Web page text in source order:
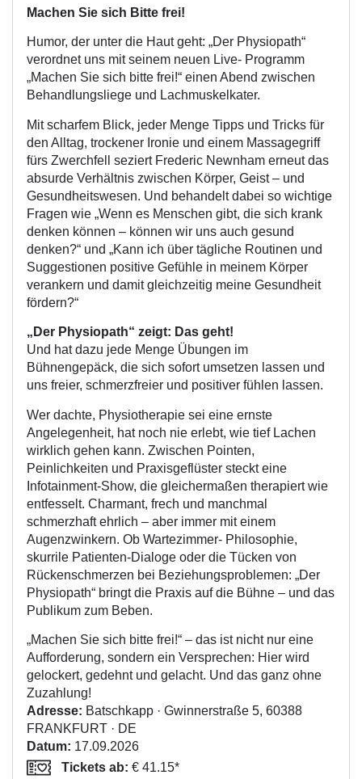
Machen Sie sich Bitte frei!
Humor, der unter die Haut geht: „Der Physiopath“
verordnet uns mit seinem neuen Live- Programm
„Machen Sie sich bitte frei!“ einen Abend zwischen
Behandlungsliege und Lachmuskelkater.
Mit scharfem Blick, jeder Menge Tipps und Tricks für
den Alltag, trockener Ironie und einem Massagegriff
fürs Zwerchfell seziert Frederic Newnham erneut das
absurde Verhältnis zwischen Körper, Geist – und
Gesundheitswesen. Und behandelt dabei so wichtige
Fragen wie „Wenn es Menschen gibt, die sich krank
denken können – können wir uns auch gesund
denken?“ und „Kann ich über tägliche Routinen und
Suggestionen positive Gefühle in meinem Körper
verankern und damit gleichzeitig meine Gesundheit
fördern?“
„Der Physiopath“ zeigt: Das geht!
Und hat dazu jede Menge Übungen im
Bühnengepäck, die sich sofort umsetzen lassen und
uns freier, schmerzfreier und positiver fühlen lassen.
Wer dachte, Physiotherapie sei eine ernste
Angelegenheit, hat noch nie erlebt, wie tief Lachen
wirklich gehen kann. Zwischen Pointen,
Peinlichkeiten und Praxisgeflüster steckt eine
Infotainment-Show, die gleichermaßen therapiert wie
entfesselt. Charmant, frech und manchmal
schmerzhaft ehrlich – aber immer mit einem
Augenzwinkern. Ob Wartezimmer- Philosophie,
skurrile Patienten-Dialoge oder die Tücken von
Rückenschmerzen bei Beziehungsproblemen: „Der
Physiopath“ bringt die Praxis auf die Bühne – und das
Publikum zum Beben.
„Machen Sie sich bitte frei!“ – das ist nicht nur eine
Aufforderung, sondern ein Versprechen: Hier wird
gelockert, gedehnt und gelacht. Und das ganz ohne
Zuzahlung!
Adresse: Batschkapp · Gwinnerstraße 5, 60388
FRANKFURT · DE
Datum: 17.09.2026
Tickets ab: € 41.15*